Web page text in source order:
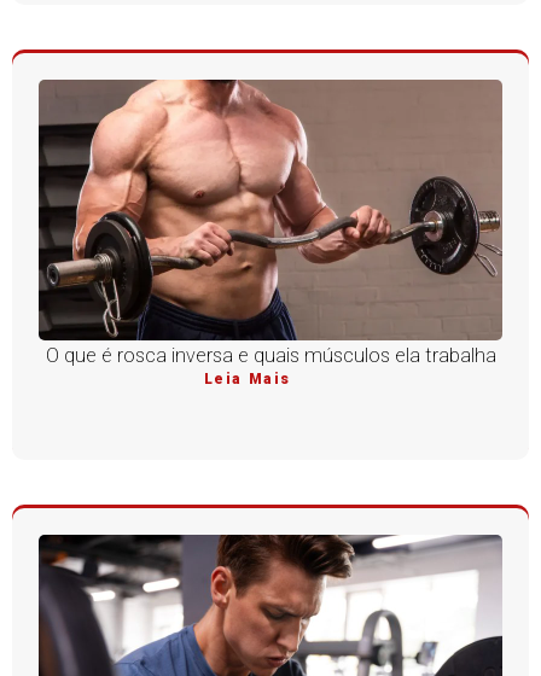
O que é rosca inversa e quais músculos ela trabalha
Leia Mais